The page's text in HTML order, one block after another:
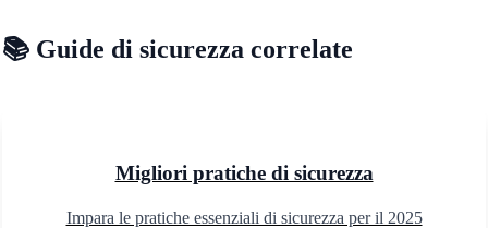
📚 Guide di sicurezza correlate
Migliori pratiche di sicurezza
Impara le pratiche essenziali di sicurezza per il 2025